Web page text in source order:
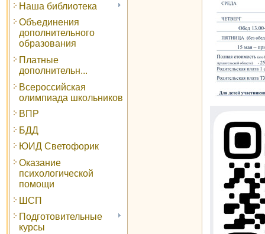
Наша библиотека
Объединения
дополнительного
образования
Платные
дополнительн...
Всероссийская
олимпиада школьников
ВПР
БДД
ЮИД Светофорик
Оказание
психологической
помощи
ШСП
Подготовительные
курсы